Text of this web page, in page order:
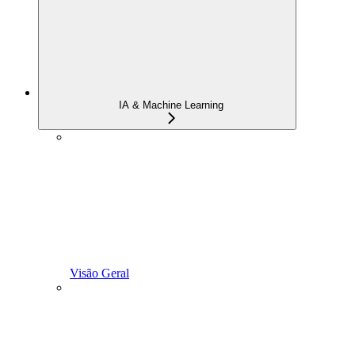
IA & Machine Learning
Visão Geral